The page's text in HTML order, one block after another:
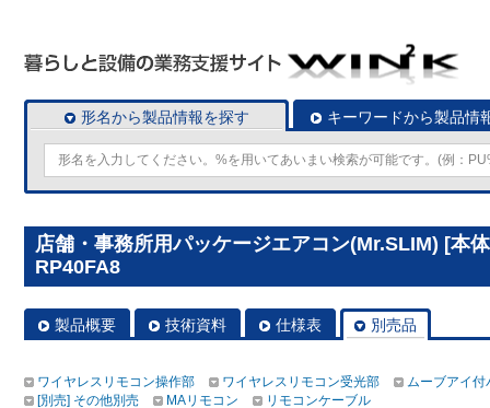
形名から製品情報を探す キーワードから製品情
店舗・事務所用パッケージエアコン(Mr.SLIM) [本
RP40FA8
製品概要 技術資料 仕様表 別売品
ワイヤレスリモコン操作部 ワイヤレスリモコン受光部
ムーブアイ付
[別売] その他別売
MAリモコン リモコンケーブル